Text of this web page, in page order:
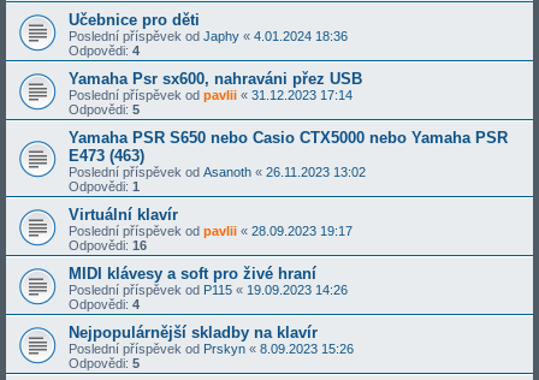
Učebnice pro děti
Poslední příspěvek od Japhy « 4.01.2024 18:36
Odpovědi: 4
Yamaha Psr sx600, nahraváni přez USB
Poslední příspěvek od pavlii « 31.12.2023 17:14
Odpovědi: 5
Yamaha PSR S650 nebo Casio CTX5000 nebo Yamaha PSR
E473 (463)
Poslední příspěvek od Asanoth « 26.11.2023 13:02
Odpovědi: 1
Virtuální klavír
Poslední příspěvek od pavlii « 28.09.2023 19:17
Odpovědi: 16
MIDI klávesy a soft pro živé hraní
Poslední příspěvek od P115 « 19.09.2023 14:26
Odpovědi: 4
Nejpopulárnější skladby na klavír
Poslední příspěvek od Prskyn « 8.09.2023 15:26
Odpovědi: 5